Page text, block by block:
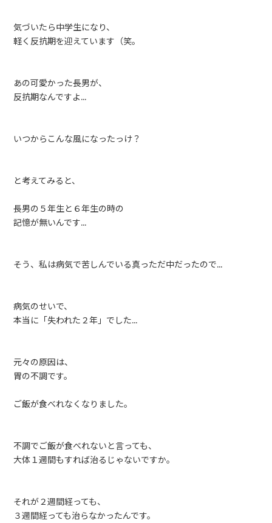
気づいたら中学生になり、
軽く反抗期を迎えています（笑。
あの可愛かった長男が、
反抗期なんですよ…
いつからこんな風になったっけ？
と考えてみると、
長男の５年生と６年生の時の
記憶が無いんです…
そう、私は病気で苦しんでいる真っただ中だったので…
病気のせいで、
本当に「失われた２年」でした…
元々の原因は、
胃の不調です。
ご飯が食べれなくなりました。
不調でご飯が食べれないと言っても、
大体１週間もすれば治るじゃないですか。
それが２週間経っても、
３週間経っても治らなかったんです。